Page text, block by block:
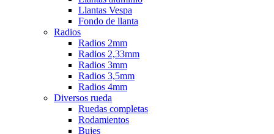
Llantas Vespa
Fondo de llanta
Radios
Radios 2mm
Radios 2,33mm
Radios 3mm
Radios 3,5mm
Radios 4mm
Diversos rueda
Ruedas completas
Rodamientos
Bujes